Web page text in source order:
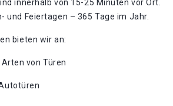
innerhalb von 15-25 Minuten vor Ort.
und Feiertagen – 365 Tage im Jahr.
bieten wir an:
von Türen